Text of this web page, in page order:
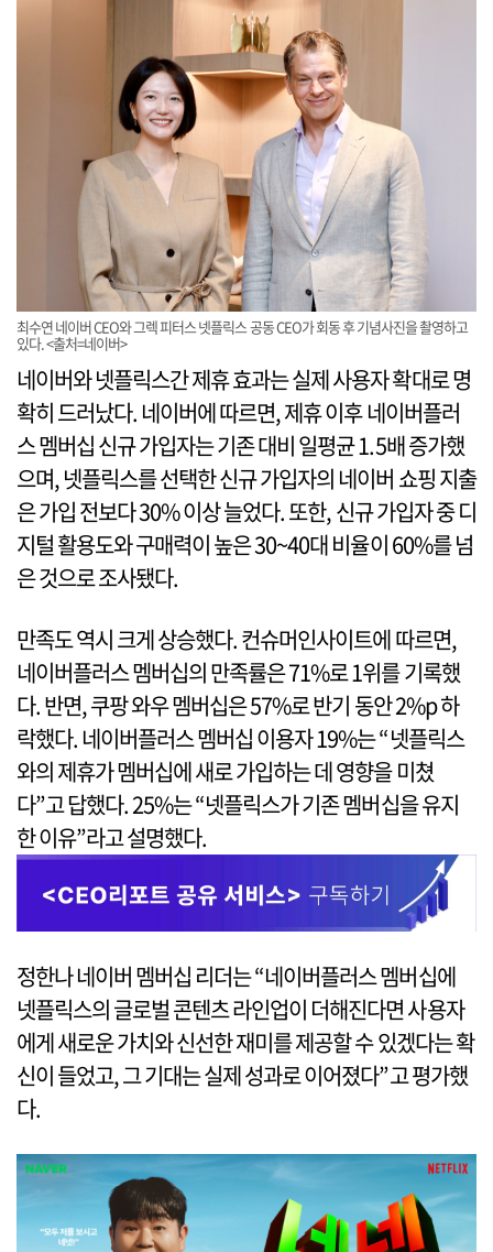
최수연 네이버 CEO와 그렉 피터스 넷플릭스 공동 CEO가 회동 후 기념사진을 촬영하고
있다. <출처=네이버>
네이버와 넷플릭스간 제휴 효과는 실제 사용자 확대로 명
확히 드러났다. 네이버에 따르면, 제휴 이후 네이버플러
스 멤버십 신규 가입자는 기존 대비 일평균 1.5배 증가했
으며, 넷플릭스를 선택한 신규 가입자의 네이버 쇼핑 지출
은 가입 전보다 30% 이상 늘었다. 또한, 신규 가입자 중 디
지털 활용도와 구매력이 높은 30~40대 비율이 60%를 넘
은 것으로 조사됐다.
만족도 역시 크게 상승했다. 컨슈머인사이트에 따르면,
네이버플러스 멤버십의 만족률은 71%로 1위를 기록했
다. 반면, 쿠팡 와우 멤버십은 57%로 반기 동안 2%p 하
락했다. 네이버플러스 멤버십 이용자 19%는 “넷플릭스
와의 제휴가 멤버십에 새로 가입하는 데 영향을 미쳤
다”고 답했다. 25%는 “넷플릭스가 기존 멤버십을 유지
한 이유”라고 설명했다.
정한나 네이버 멤버십 리더는 “네이버플러스 멤버십에
넷플릭스의 글로벌 콘텐츠 라인업이 더해진다면 사용자
에게 새로운 가치와 신선한 재미를 제공할 수 있겠다는 확
신이 들었고, 그 기대는 실제 성과로 이어졌다”고 평가했
다.